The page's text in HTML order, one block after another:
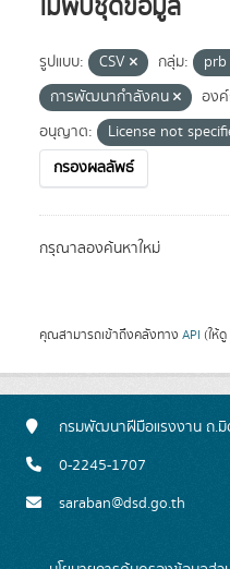
ไม่พบชุดข้อมูล
รูปแบบ: CSV กลุ่ม: prb
การพัฒนากำลังคน
อง
อนุญาต:
License not
กรองผลลัพธ์
กรุณาลองค้นหาใหม่
คุณสามารถเข้าถึงคลังทาง API (ให้ดู
กรมพัฒนาฝีมือแรงงาน ถ.มิ
0-2245-1707
saraban@dsd.go.th